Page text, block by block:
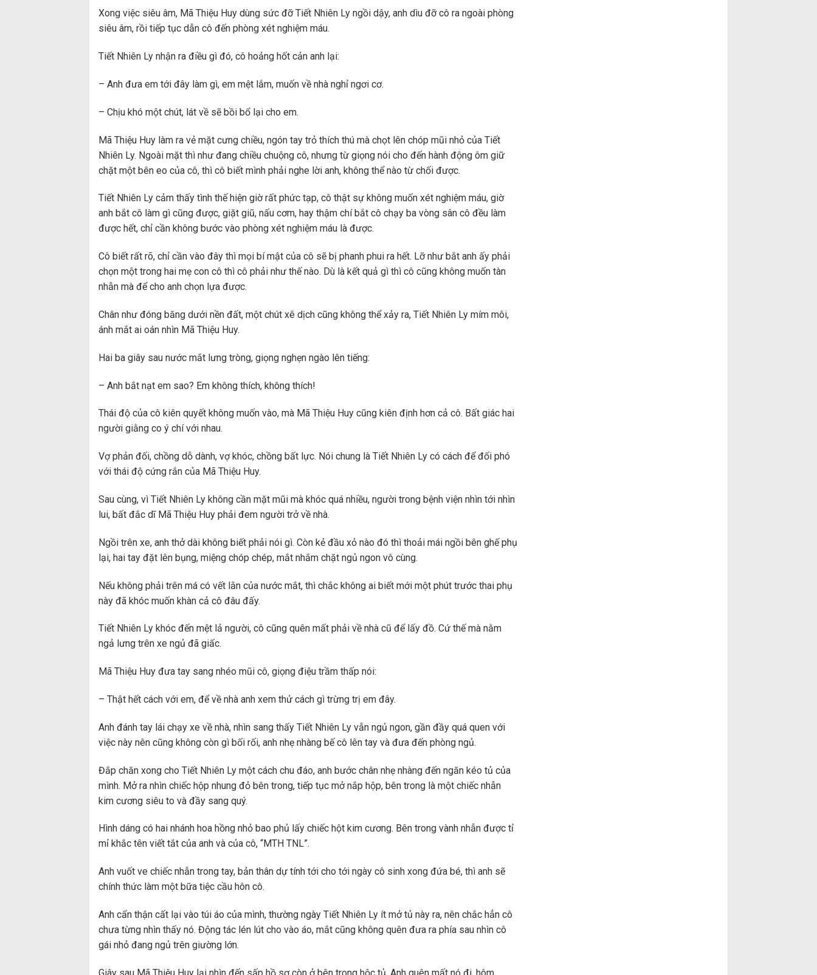
Xong việc siêu âm, Mã Thiệu Huy dùng sức đỡ Tiết Nhiên Ly ngồi dậy, anh dìu đỡ cô ra ngoài phòng
siêu âm, rồi tiếp tục dẫn cô đến phòng xét nghiệm máu.
Tiết Nhiên Ly nhận ra điều gì đó, cô hoảng hốt cản anh lại:
– Anh đưa em tới đây làm gì, em mệt lắm, muốn về nhà nghỉ ngơi cơ.
– Chịu khó một chút, lát về sẽ bồi bổ lại cho em.
Mã Thiệu Huy làm ra vẻ mặt cưng chiều, ngón tay trỏ thích thú mà chọt lên chóp mũi nhỏ của Tiết
Nhiên Ly. Ngoài mặt thì như đang chiều chuộng cô, nhưng từ giọng nói cho đến hành động ôm giữ
chặt một bên eo của cô, thì cô biết mình phải nghe lời anh, không thể nào từ chối được.
Tiết Nhiên Ly cảm thấy tình thế hiện giờ rất phức tạp, cô thật sự không muốn xét nghiệm máu, giờ
anh bắt cô làm gì cũng được, giặt giũ, nấu cơm, hay thậm chí bắt cô chạy ba vòng sân cô đều làm
được hết, chỉ cần không bước vào phòng xét nghiệm máu là được.
Cô biết rất rõ, chỉ cần vào đây thì mọi bí mật của cô sẽ bị phanh phui ra hết. Lỡ như bắt anh ấy phải
chọn một trong hai mẹ con cô thì cô phải như thế nào. Dù là kết quả gì thì cô cũng không muốn tàn
nhẫn mà để cho anh chọn lựa được.
Chân như đóng băng dưới nền đất, một chút xê dịch cũng không thể xảy ra, Tiết Nhiên Ly mím môi,
ánh mắt ai oán nhìn Mã Thiệu Huy.
Hai ba giây sau nước mắt lưng tròng, giọng nghẹn ngào lên tiếng:
– Anh bắt nạt em sao? Em không thích, không thích!
Thái độ của cô kiên quyết không muốn vào, mà Mã Thiệu Huy cũng kiên định hơn cả cô. Bất giác hai
người giằng co ý chí với nhau.
Vợ phản đối, chồng dỗ dành, vợ khóc, chồng bất lực. Nói chung là Tiết Nhiên Ly có cách để đối phó
với thái độ cứng rắn của Mã Thiệu Huy.
Sau cùng, vì Tiết Nhiên Ly không cần mặt mũi mà khóc quá nhiều, người trong bệnh viện nhìn tới nhìn
lui, bất đắc dĩ Mã Thiệu Huy phải đem người trở về nhà.
Ngồi trên xe, anh thở dài không biết phải nói gì. Còn kẻ đầu xỏ nào đó thì thoải mái ngồi bên ghế phụ
lại, hai tay đặt lên bụng, miệng chóp chép, mắt nhắm chặt ngủ ngon vô cùng.
Nếu không phải trên má có vết lằn của nước mắt, thì chắc không ai biết mới một phút trước thai phụ
này đã khóc muốn khàn cả cô đâu đấy.
Tiết Nhiên Ly khóc đến mệt lả người, cô cũng quên mất phải về nhà cũ để lấy đồ. Cứ thế mà nằm
ngả lưng trên xe ngủ đã giấc.
Mã Thiệu Huy đưa tay sang nhéo mũi cô, giọng điệu trầm thấp nói:
– Thật hết cách với em, để về nhà anh xem thử cách gì trừng trị em đây.
Anh đánh tay lái chạy xe về nhà, nhìn sang thấy Tiết Nhiên Ly vẫn ngủ ngon, gần đầy quá quen với
việc này nên cũng không còn gì bối rối, anh nhẹ nhàng bế cô lên tay và đưa đến phòng ngủ.
Đắp chăn xong cho Tiết Nhiên Ly một cách chu đáo, anh bước chân nhẹ nhàng đến ngăn kéo tủ của
mình. Mở ra nhìn chiếc hộp nhung đỏ bên trong, tiếp tục mở nắp hộp, bên trong là một chiếc nhẫn
kim cương siêu to và đầy sang quý.
Hình dáng có hai nhánh hoa hồng nhỏ bao phủ lấy chiếc hột kim cương. Bên trong vành nhẫn được tỉ
mỉ khắc tên viết tắt của anh và của cô, “MTH TNL”.
Anh vuốt ve chiếc nhẫn trong tay, bản thân dự tính tới cho tới ngày cô sinh xong đứa bé, thì anh sẽ
chính thức làm một bữa tiệc cầu hôn cô.
Anh cẩn thận cất lại vào túi áo của mình, thường ngày Tiết Nhiên Ly ít mở tủ này ra, nên chắc hẳn cô
chưa từng nhìn thấy nó. Động tác lén lút cho vào áo, mắt cũng không quên đưa ra phía sau nhìn cô
gái nhỏ đang ngủ trên giường lớn.